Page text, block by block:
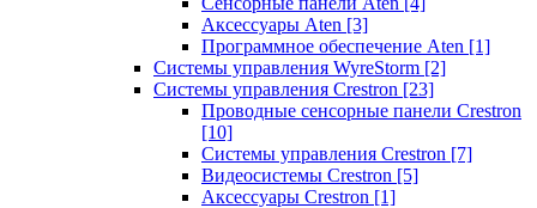
Аксессуары Aten [3]
Программное обеспечение Aten [1]
Системы управления WyreStorm [2]
Системы управления Crestron [23]
Проводные сенсорные панели Crestron
[10]
Системы управления Crestron [7]
Видеосистемы Crestron [5]
Аксессуары Crestron [1]